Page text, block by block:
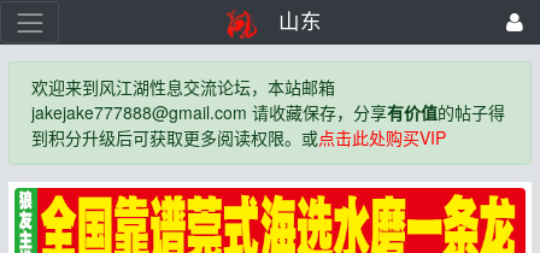
山东
欢迎来到风江湖性息交流论坛，本站邮箱
jakejake777888@gmail.com 请收藏保存，分享有价值的帖子得
到积分升级后可获取更多阅读权限。或点击此处购买VIP